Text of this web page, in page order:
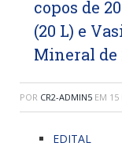
copos de
(20 L) e
Mineral de
POR CR2-ADMIN5 EM 15
EDITAL